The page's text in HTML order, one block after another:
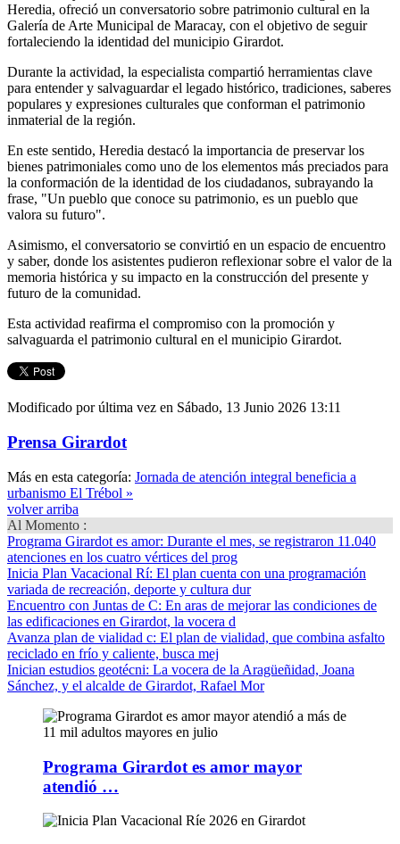
Heredia, ofreció un conversatorio sobre patrimonio cultural en la
Galería de Arte Municipal de Maracay, con el objetivo de seguir
fortaleciendo la identidad del municipio Girardot.
Durante la actividad, la especialista compartió herramientas clave
para entender y salvaguardar el legado histórico, tradiciones, saberes
populares y expresiones culturales que conforman el patrimonio
inmaterial de la región.
En este sentido, Heredia destacó la importancia de preservar los
bienes patrimoniales como uno de los elementos más preciados para
la conformación de la identidad de los ciudadanos, subrayando la
frase, "Un pueblo que conoce su patrimonio, es un pueblo que
valora su futuro".
Asimismo, el conversatorio se convirtió en un espacio de encuentro
y saber, donde los asistentes pudieron reflexionar sobre el valor de la
memoria histórica y su impacto en la construcción del presente y
futuro de la comunidad.
Esta actividad reafirma el compromiso con la promoción y
salvaguarda el patrimonio cultural en el municipio Girardot.
Modificado por última vez en Sábado, 13 Junio 2026 13:11
Prensa Girardot
Más en esta categoría: Jornada de atención integral beneficia a
urbanismo El Trébol »
volver arriba
Al Momento :
Programa Girardot es amor: Durante el mes, se registraron 11.040
atenciones en los cuatro vértices del prog
Inicia Plan Vacacional Rí: El plan cuenta con una programación
variada de recreación, deporte y cultura dur
Encuentro con Juntas de C: En aras de mejorar las condiciones de
las edificaciones en Girardot, la vocera d
Avanza plan de vialidad c: El plan de vialidad, que combina asfalto
reciclado en frío y caliente, busca mej
Inician estudios geotécni: La vocera de la Aragüeñidad, Joana
Sánchez, y el alcalde de Girardot, Rafael Mor
Programa Girardot es amor mayor
atendió …